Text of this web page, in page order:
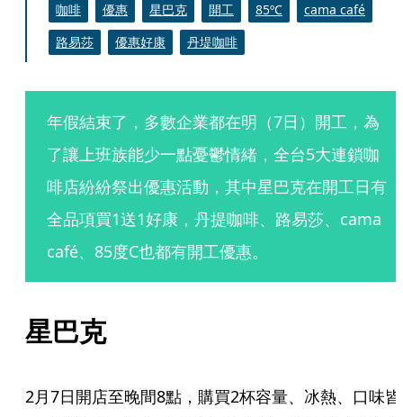
咖啡 優惠 星巴克 開工 85ºC
cama café
路易莎
優惠好康 丹堤咖啡
年假結束了，多數企業都在明（7日）開工，為
了讓上班族能少一點憂鬱情緒，全台5大連鎖咖
啡店紛紛祭出優惠活動，其中星巴克在開工日有
全品項買1送1好康，丹提咖啡、路易莎、cama
café、85度C也都有開工優惠。
星巴克
2月7日開店至晚間8點，購買2杯容量、冰熱、口味皆